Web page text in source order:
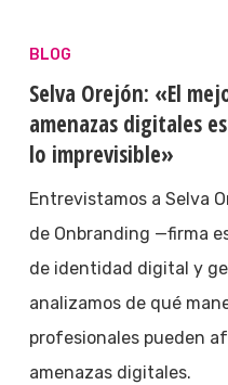
BLOG
Selva Orejón: «El
amenazas digitales
lo imprevisible»
Entrevistamos a Selva
de Onbranding —firma
de identidad digital y
analizamos de qué
profesionales pueden
amenazas digitales.